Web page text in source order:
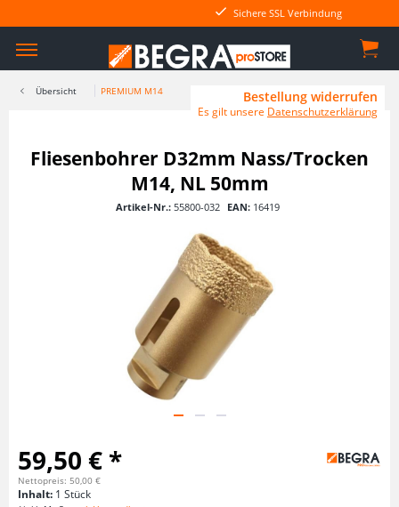
Sichere SSL Verbindung
Übersicht PREMIUM M14
Fliesenbohrer D32mm Nass/Trocken
M14, NL 50mm
Artikel-Nr.: 55800-032 EAN: 16419
59,50 € *
Nettopreis: 50,00 €
Inhalt: 1 Stück
Bestellung widerrufen
Es gilt unsere Datenschutzerklärung